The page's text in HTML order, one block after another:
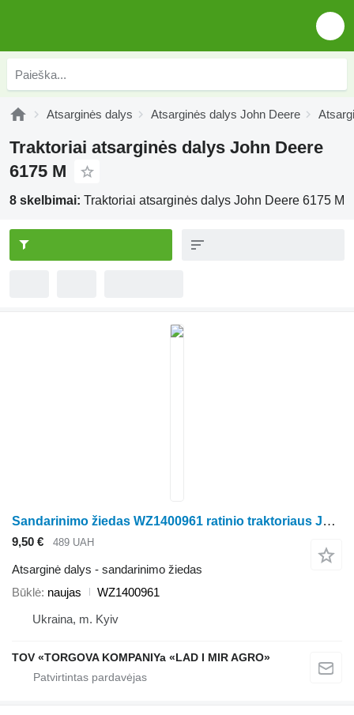
Atsarginės dalys Atsarginės dalys John Deere
Traktoriai atsarginės dalys John Deere
6175 M
8 skelbimai: Traktoriai atsarginės dalys John Deere 6175 M
Sandarinimo žiedas WZ1400961 ratinio traktoriaus John Deere 6110M, 6120M, 6130M, 6140M, 6145M, 6155M, 6175M, 6195M
9,50 € 489 UAH
Atsarginė dalys - sandarinimo žiedas
Būklė naujas
WZ1400961
Ukraina, m. Kyiv
TOV «TORGOVA KOMPANIYa «LAD I MIR AGRO»